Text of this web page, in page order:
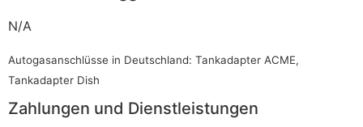
N/A
Autogasanschlüsse in Deutschland: Tankadapter ACME,
Tankadapter Dish
Zahlungen und Dienstleistungen